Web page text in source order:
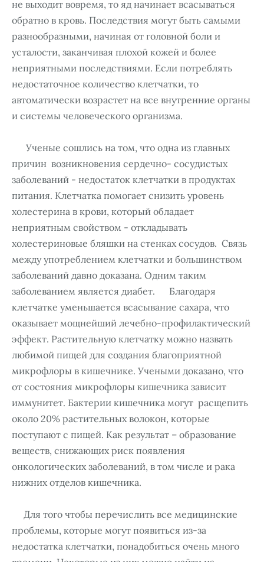
не выходит вовремя, то яд начинает всасываться
обратно в крoвь. Последствия могут быть самыми
разнообразными, начиная от головной боли и
усталости, заканчивая плохой кожей и более
неприятными последствиями. Если потреблять
недостаточное количество клетчатки, то
автоматически возрастет на все внутренние органы
и системы человеческого организма.
Ученые сошлись на том, что одна из главных
причин возникновения сердечнo- сосудистых
заболеваний - недостаток клетчатки в продуктах
питания. Клетчатка помогает снизить уровень
холестерина в крови, который обладает
неприятным свойством - откладывать
холестериновые бляшки на стенках сосудов. Связь
между употреблением клетчатки и большинством
заболеваний давно доказана. Одним таким
заболеванием является диабет. Благодаря
клетчатке уменьшается всасывание сахара, что
оказывает мощнейший лечебно-профилактический
эффект. Растительную клетчатку можно назвать
любимой пищей для создания благоприятной
микрофлоры в кишечнике. Учеными доказано, что
от состояния микрофлоры кишечника зависит
иммунитет. Бактерии кишечника могут расщепить
около 20% растительных волокон, которые
поступают с пищей. Как результат – образование
веществ, снижающих риск появления
онкологических заболеваний, в том числе и рака
нижних отделов кишечника.
Для того чтобы перечислить все медицинские
проблемы, которые могут появиться из-за
недостатка клетчатки, понадобиться очень много